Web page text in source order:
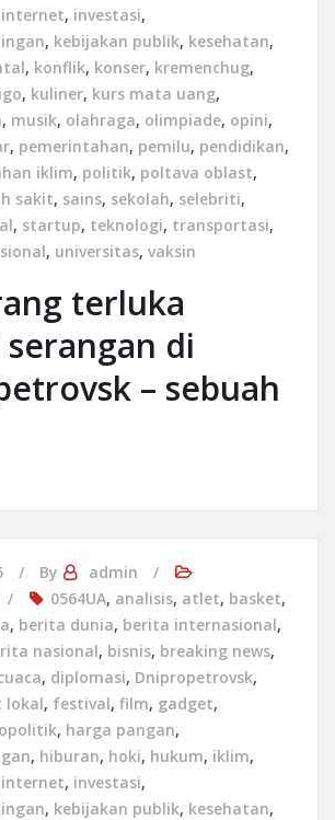
internet, investasi,
, kebijakan publik, kesehatan,
, konflik, konser, kremenchug,
, kuliner, kurs mata uang,
, musik, olahraga, olimpiade, opini,
, pemerintahan, pemilu, pendidikan,
iklim, politik, poltava oblast,
sakit, sains, sekolah, selebriti,
, startup, teknologi, transportasi,
, universitas, vaksin
terluka
di
– sebuah
By
admin
0564UA, analisis, atlet, basket,
, berita dunia, berita internasional,
nasional, bisnis, breaking news,
, diplomasi, Dnipropetrovsk,
lokal, festival, film, gadget,
, harga pangan,
, hiburan, hoki, hukum, iklim,
internet, investasi,
, kebijakan publik, kesehatan,